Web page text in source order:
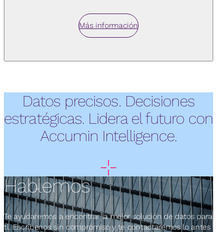
Más información
Datos precisos. Decisiones
estratégicas. Lidera el futuro con
Accumin Intelligence.
Hablemos
Te ayudaremos a encontrar la mejor solución de datos para
ti. Escríbenos sin compromiso y te contactaremos lo antes